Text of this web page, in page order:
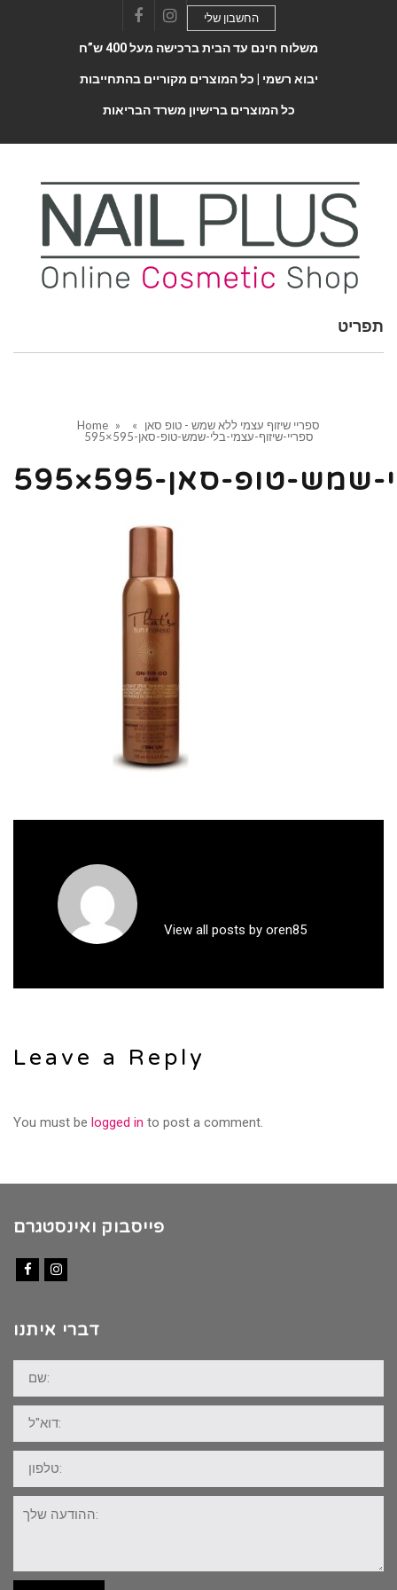
FacebookInstagram
החשבון שלי
משלוח חינם עד הבית ברכישה מעל 400 ש”ח
יבוא רשמי | כל המוצרים מקוריים בהתחייבות
כל המוצרים ברישיון משרד הבריאות
Toggle
תפריט
Home » ספריי שיזוף עצמי ללא שמש - טופ סאן
»
ספריי-שיזוף-עצמי-בלי-שמש-טופ-סאן-595×595
טופ-סאן-595×595
View all posts by oren85
Leave a Reply
You must be logged in to post a comment.
פייסבוק ואינסטגרם
דברי איתנו
שם:
דוא"ל:
טלפון:
ההודעה
שלך: